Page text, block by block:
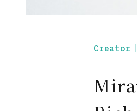
Creator